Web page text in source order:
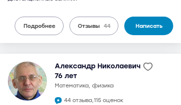
Подробнее Отзывы 44 Написать
Александр Николаевич
76 лет
математика, физика
44 отзыва,115 оценок